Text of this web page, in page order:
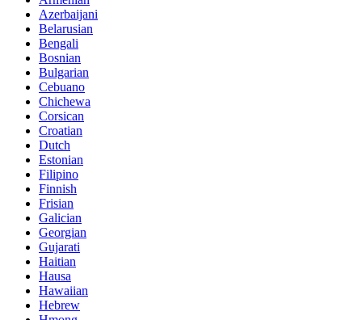
Azerbaijani
Belarusian
Bengali
Bosnian
Bulgarian
Cebuano
Chichewa
Corsican
Croatian
Dutch
Estonian
Filipino
Finnish
Frisian
Galician
Georgian
Gujarati
Haitian
Hausa
Hawaiian
Hebrew